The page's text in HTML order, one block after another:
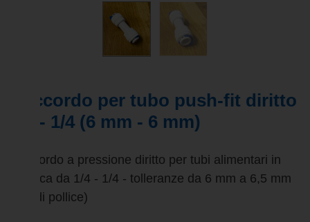
Raccordo per tubo push-fit diritto
1/4 - 1/4 (6 mm - 6 mm)
Raccordo a pressione diritto per tubi alimentari in
plastica da 1/4 - 1/4 - tolleranze da 6 mm a 6,5 mm
(1/4 di pollice)